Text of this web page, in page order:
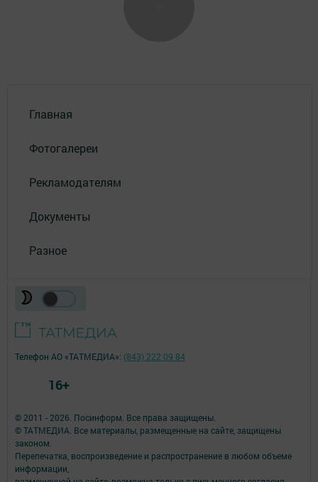
Главная
Фотогалереи
Рекламодателям
Документы
Разное
© 2011 - 2026. Посинформ. Все права защищены.
© ТАТМЕДИА. Все материалы, размещенные на сайте, защищены
законом.
Перепечатка, воспроизведение и распространение в любом объеме
информации,
Телефон АО «ТАТМЕДИА»: (843) 222 09 84
16+